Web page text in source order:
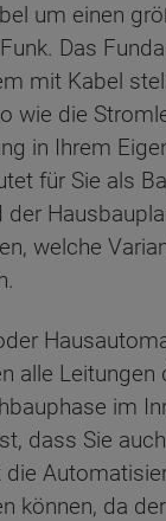
um einen
Das
mit Kabel
wie die
in Ihrem
für Sie als
der
welche
alle Leitungen
im
dass Sie
können, da